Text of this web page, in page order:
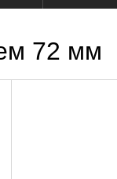
72 мм